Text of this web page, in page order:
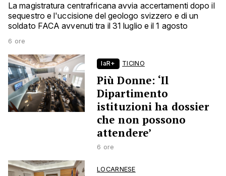
La magistratura centrafricana avvia accertamenti dopo il
sequestro e l'uccisione del geologo svizzero e di un
soldato FACA avvenuti tra il 31 luglio e il 1 agosto
6 ore
laR+ TICINO
Più Donne: ‘Il
Dipartimento
istituzioni ha dossier
che non possono
attendere’
6 ore
LOCARNESE